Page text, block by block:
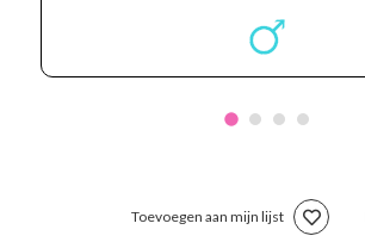
Toevoegen aan mijn lijst